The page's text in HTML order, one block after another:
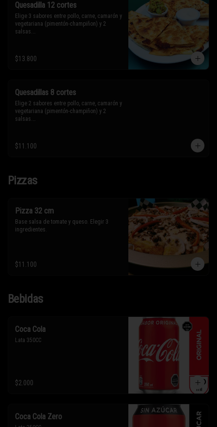
Quesadilla 12 cortes
Elige 3 sabores entre pollo, carne, camarón y
vegetariana (pimentón-champiñon) y 2
salsas.
* Los ingredientes no son intercambiables.
Sólo puedes solicitar eliminar un
$13.800
Quesadillas 8 cortes
Elige 2 sabores entre pollo, carne, camarón y
vegetariana (pimentón-champiñon) y 2
salsas.
* Los ingredientes no son intercambiables.
Sólo puedes solicitar eliminar un
$11.100
Pizzas
Pizza 32 cm
Base salsa de tomate y queso. Elegir 3
ingredientes.
$11.100
Bebidas
Coca Cola
Lata 350CC
$2.000
Coca Cola Zero